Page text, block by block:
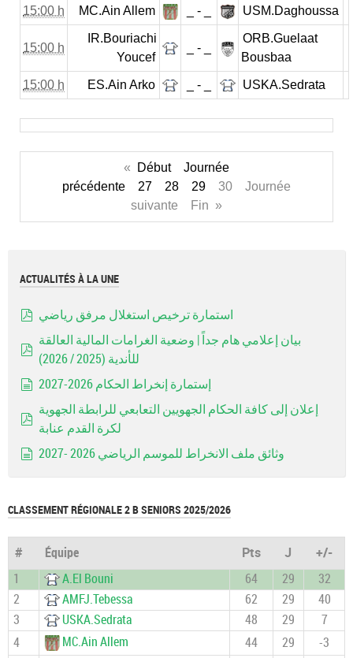
15:00 h MC.Ain Allem _ - _ USM.Daghoussa
15:00 h
IR.Bouriachi
Youcef
_ - _
ORB.Guelaat
Bousbaa
15:00 h ES.Ain Arko _ - _ USKA.Sedrata
« Début
Journée
précédente
27 28 29 30 Journée
suivante Fin »
ACTUALITÉS À LA UNE
استمارة ترخيص استغلال مرفق رياضي
pdf
بيان إعلامي هام جداً | وضعية الغرامات المالية العالقة
للأندية (2025 / 2026)
إستمارة إنخراط الحكام 2026-2027
pdf
إعلان إلى كافة الحكام الجهويين التعابعي للرابطة الجهوية
لكرة القدم عنابة
وثائق ملف الانخراط للموسم الرياضي 2026 -2027
CLASSEMENT RÉGIONALE 2 B SENIORS 2025/2026
# Équipe Pts J
+/-
1
A.El Bouni 64 29
32
2
AMFJ.Tebessa 62 29
40
3
USKA.Sedrata 48 29
7
4
MC.Ain Allem 44 29 -3